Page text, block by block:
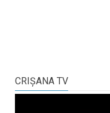
CRIŞANA TV